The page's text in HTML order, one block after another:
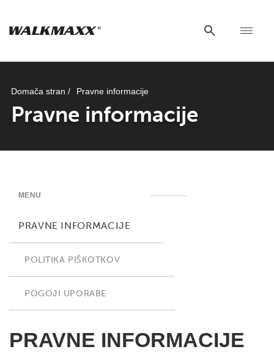
Domača stran / Pravne informacije
Pravne informacije
MENU
PRAVNE INFORMACIJE
POLITIKA PIŠKOTKOV
POGOJI UPORABE
PRAVNE INFORMACIJE